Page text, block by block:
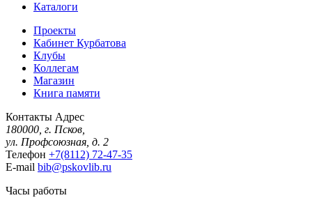
Каталоги
Проекты
Кабинет Курбатова
Клубы
Коллегам
Магазин
Книга памяти
Контакты Адрес
180000, г. Псков,
ул. Профсоюзная, д. 2
Телефон +7(8112) 72-47-35
E-mail bib@pskovlib.ru
Часы работы